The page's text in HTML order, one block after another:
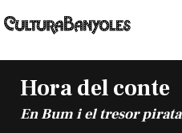
Hora del conte
En Bum i el tresor pirata